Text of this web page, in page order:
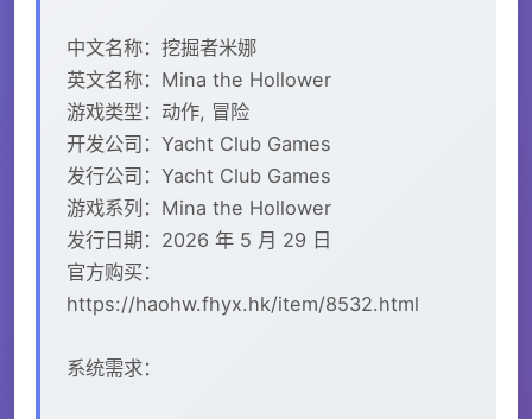
中文名称：挖掘者米娜
英文名称：Mina the Hollower
游戏类型：动作, 冒险
开发公司：Yacht Club Games
发行公司：Yacht Club Games
游戏系列：Mina the Hollower
发行日期：2026 年 5 月 29 日
官方购买：
https://haohw.fhyx.hk/item/8532.html
系统需求：